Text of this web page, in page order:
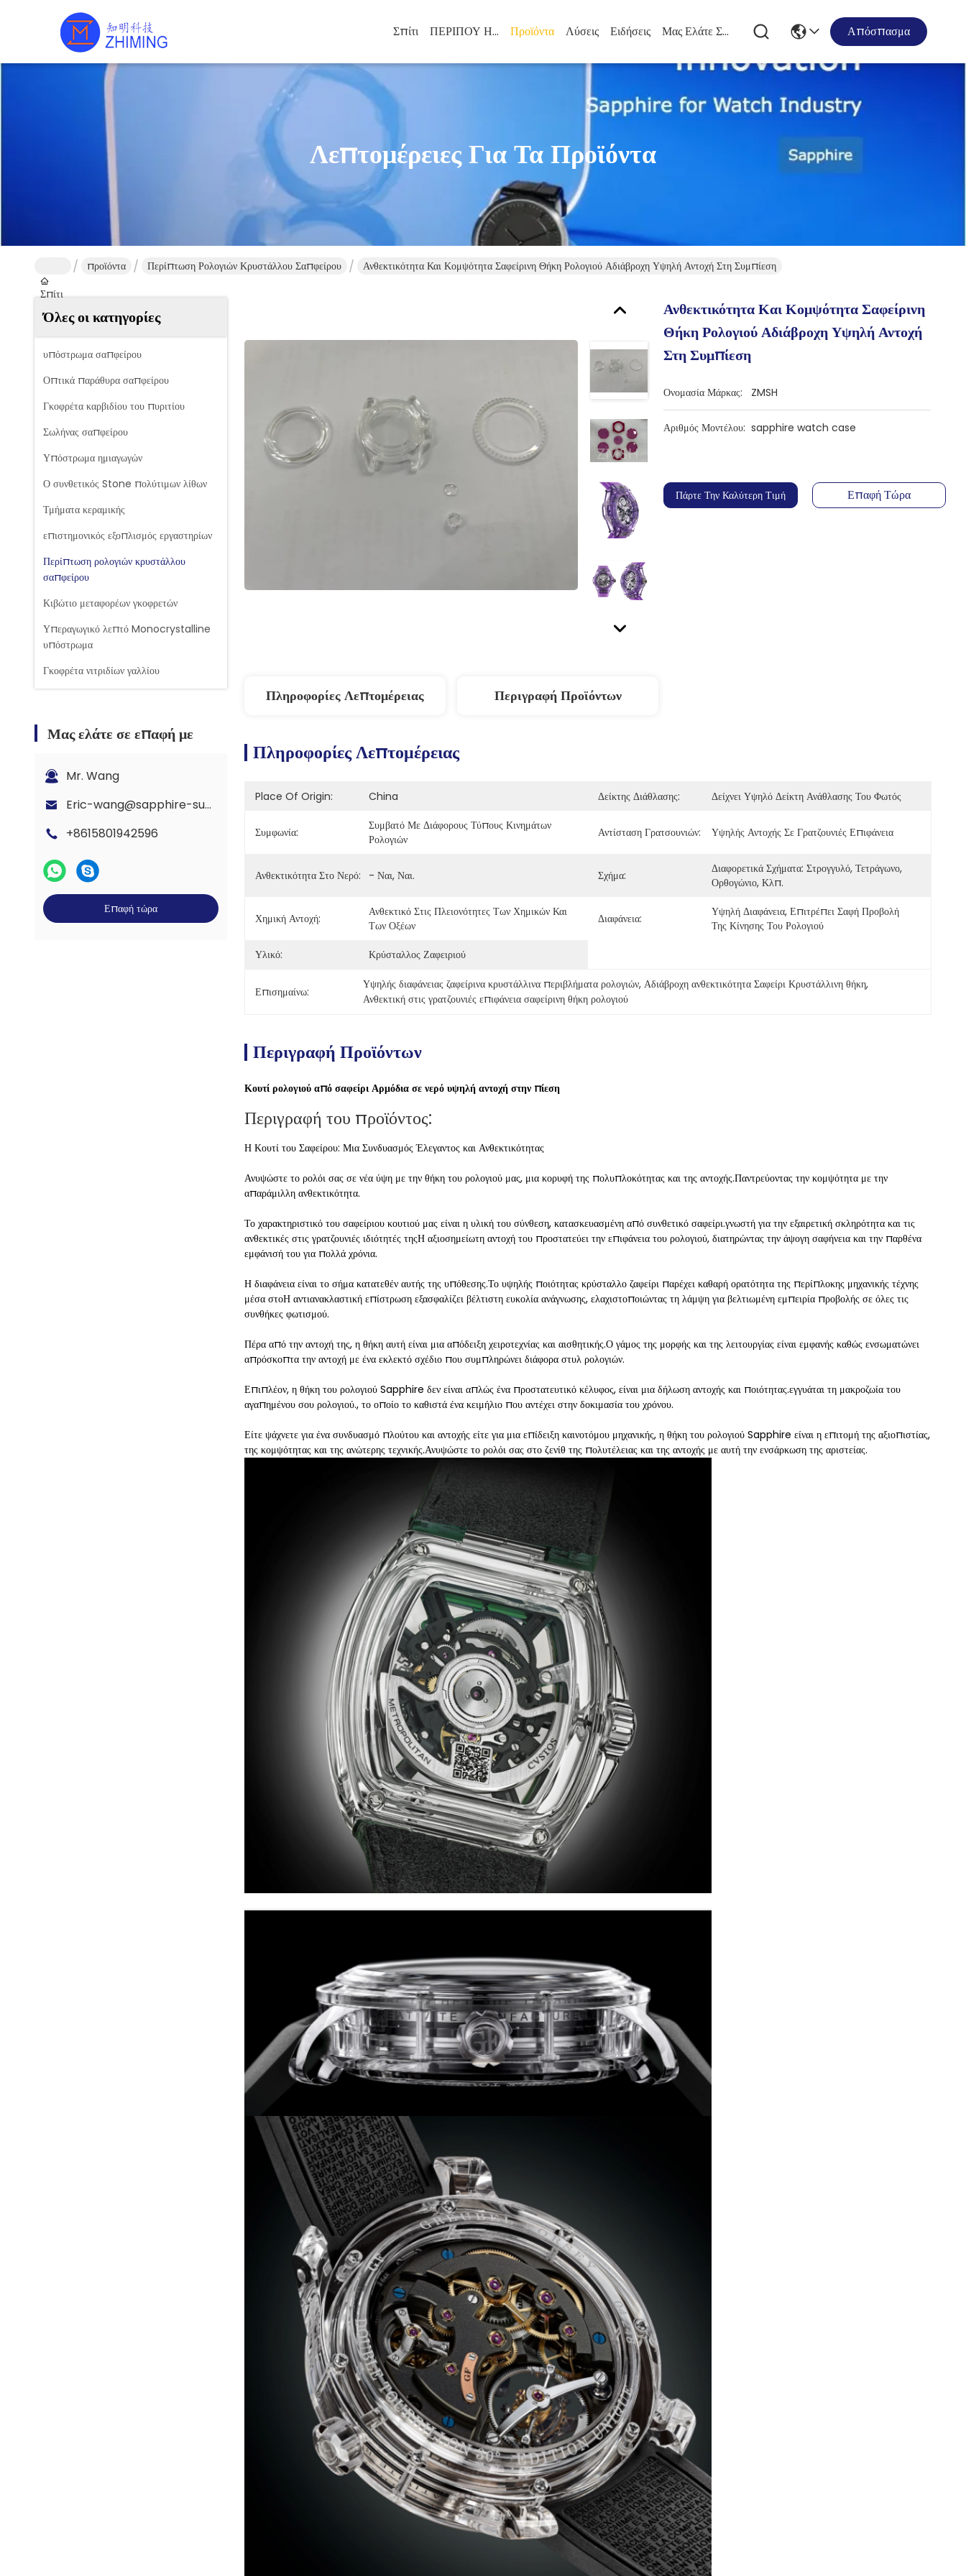
Σπίτι ΠΕΡΙΠΟΥ ΗΠΑ Προϊόντα Λύσεις Ειδήσεις Μας Ελάτε Σε Επαφή Με Απόσπασμα
Λεπτομέρειες Για Τα Προϊόντα
Σπίτι
προϊόντα Περίπτωση Ρολογιών Κρυστάλλου Σαπφείρου Ανθεκτικότητα Και Κομψότητα Σαφείρινη Θήκη Ρολογιού Αδιάβροχη Υψηλή Αντοχή Στη Συμπίεση
Όλες οι κατηγορίες
υπόστρωμα σαπφείρου
Οπτικά παράθυρα σαπφείρου
Γκοφρέτα καρβιδίου του πυριτίου
Σωλήνας σαπφείρου
Υπόστρωμα ημιαγωγών
Ο συνθετικός Stone πολύτιμων λίθων
Τμήματα κεραμικής
επιστημονικός εξοπλισμός εργαστηρίων
Περίπτωση ρολογιών κρυστάλλου
σαπφείρου
Κιβώτιο μεταφορέων γκοφρετών
Υπεραγωγικό λεπτό Monocrystalline
υπόστρωμα
Γκοφρέτα νιτριδίων γαλλίου
Μας ελάτε σε επαφή με
Mr. Wang
Eric-wang@sapphire-substrate.com
+8615801942596
Επαφή τώρα
Ανθεκτικότητα Και Κομψότητα Σαφείρινη
Θήκη Ρολογιού Αδιάβροχη Υψηλή Αντοχή
Στη Συμπίεση
Ονομασία Μάρκας: ZMSH
Αριθμός Μοντέλου: sapphire watch case
Πάρτε Την Καλύτερη Τιμή Επαφή Τώρα
Πληροφορίες Λεπτομέρειας Περιγραφή Προϊόντων
Πληροφορίες Λεπτομέρειας
Place Of Origin: China Δείκτης Διάθλασης: Δείχνει Υψηλό Δείκτη Ανάθλασης Του Φωτός
Συμφωνία:
Συμβατό Με Διάφορους Τύπους Κινημάτων
Ρολογιών
Αντίσταση Γρατσουνιών: Υψηλής Αντοχής Σε Γρατζουνιές Επιφάνεια
Ανθεκτικότητα Στο Νερό: - Ναι, Ναι. Σχήμα:
Διαφορετικά Σχήματα: Στρογγυλό, Τετράγωνο,
Ορθογώνιο, Κλπ.
Χημική Αντοχή:
Ανθεκτικό Στις Πλειονότητες Των Χημικών Και
Των Οξέων
Διαφάνεια:
Υψηλή Διαφάνεια, Επιτρέπει Σαφή Προβολή
Της Κίνησης Του Ρολογιού
Υλικό:
Κρύσταλλος Ζαφειριού
Επισημαίνω:
Υψηλής διαφάνειας ζαφείρινα κρυστάλλινα περιβλήματα ρολογιών, Αδιάβροχη ανθεκτικότητα Σαφείρι Κρυστάλλινη θήκη,
Ανθεκτική στις γρατζουνιές επιφάνεια σαφείρινη θήκη ρολογιού
Περιγραφή Προϊόντων
Κουτί ρολογιού από σαφείρι Αρμόδια σε νερό υψηλή αντοχή στην πίεση
Περιγραφή του προϊόντος:
Η Κουτί του Σαφείρου: Μια Συνδυασμός Έλεγαντος και Ανθεκτικότητας
Ανυψώστε το ρολόι σας σε νέα ύψη με την θήκη του ρολογιού μας, μια κορυφή της πολυπλοκότητας και της αντοχής.Παντρεύοντας την κομψότητα με την
απαράμιλλη ανθεκτικότητα.
Το χαρακτηριστικό του σαφείριου κουτιού μας είναι η υλική του σύνθεση, κατασκευασμένη από συνθετικό σαφείρι.γνωστή για την εξαιρετική σκληρότητα και τις
ανθεκτικές στις γρατζουνιές ιδιότητές τηςΗ αξιοσημείωτη αντοχή του προστατεύει την επιφάνεια του ρολογιού, διατηρώντας την άψογη σαφήνεια και την παρθένα
εμφάνισή του για πολλά χρόνια.
Η διαφάνεια είναι το σήμα κατατεθέν αυτής της υπόθεσης.Το υψηλής ποιότητας κρύσταλλο ζαφείρι παρέχει καθαρή ορατότητα της περίπλοκης μηχανικής τέχνης
μέσα στοΗ αντιανακλαστική επίστρωση εξασφαλίζει βέλτιστη ευκολία ανάγνωσης, ελαχιστοποιώντας τη λάμψη για βελτιωμένη εμπειρία προβολής σε όλες τις
συνθήκες φωτισμού.
Πέρα από την αντοχή της, η θήκη αυτή είναι μια απόδειξη χειροτεχνίας και αισθητικής.Ο γάμος της μορφής και της λειτουργίας είναι εμφανής καθώς ενσωματώνει
απρόσκοπτα την αντοχή με ένα εκλεκτό σχέδιο που συμπληρώνει διάφορα στυλ ρολογιών.
Επιπλέον, η θήκη του ρολογιού Sapphire δεν είναι απλώς ένα προστατευτικό κέλυφος, είναι μια δήλωση αντοχής και ποιότητας.εγγυάται τη μακροζωία του
αγαπημένου σου ρολογιού., το οποίο το καθιστά ένα κειμήλιο που αντέχει στην δοκιμασία του χρόνου.
Είτε ψάχνετε για ένα συνδυασμό πλούτου και αντοχής είτε για μια επίδειξη καινοτόμου μηχανικής, η θήκη του ρολογιού Sapphire είναι η επιτομή της αξιοπιστίας,
της κομψότητας και της ανώτερης τεχνικής.Ανυψώστε το ρολόι σας στο ζενίθ της πολυτέλειας και της αντοχής με αυτή την ενσάρκωση της αριστείας.